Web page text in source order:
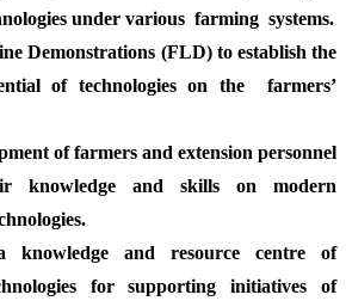
under various farming systems.
Demonstrations (FLD) to establish the
of technologies on the farmers’
of farmers and extension personnel
knowledge and skills on modern
and resource centre of
for supporting initiatives of